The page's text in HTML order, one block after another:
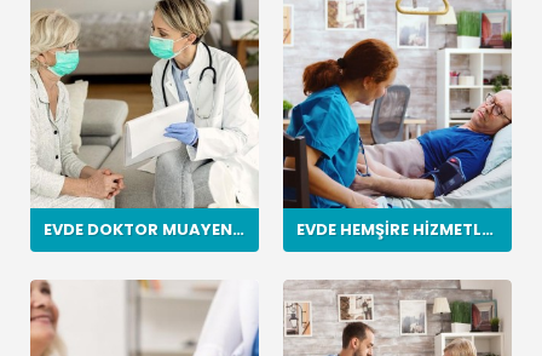
EVDE DOKTOR MUAYENESI EVDE HEMŞIRE HIZMETLERI